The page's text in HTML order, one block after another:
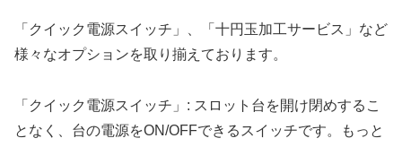
「クイック電源スイッチ」、「十円玉加工サービス」など
様々なオプションを取り揃えております。
「クイック電源スイッチ」: スロット台を開け閉めするこ
となく、台の電源をON/OFFできるスイッチです。もっと